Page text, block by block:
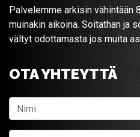
Palvelemme arkisin vähintään
muinakin aikoina. Soitathan ja
vältyt odottamasta jos muita
OTA YHTEYTTÄ